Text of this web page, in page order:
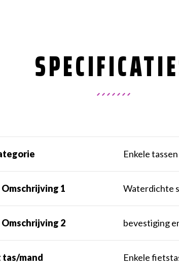
Enkele tassen
1 Waterdichte
2 bevestiging
tas/mand Enkele